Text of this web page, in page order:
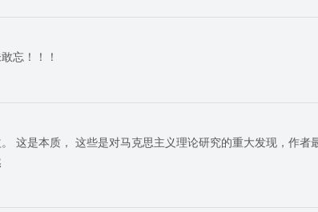
忘！！！
这是本质， 这些是对马克思主义理论研究的重大发现，作者